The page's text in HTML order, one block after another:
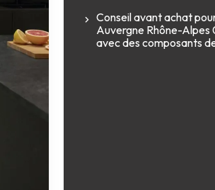
Conseil avant achat
Auvergne Rhône-Alpes
avec des composants